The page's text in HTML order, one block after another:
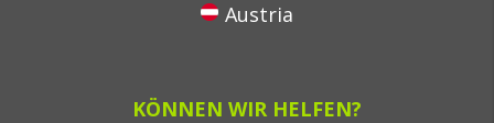
Austria
KÖNNEN WIR HELFEN?